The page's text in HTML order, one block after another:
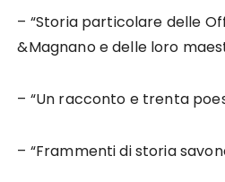
– “Storia particolare delle
&Magnano e delle loro
– “Un racconto e trenta
– “Frammenti di storia